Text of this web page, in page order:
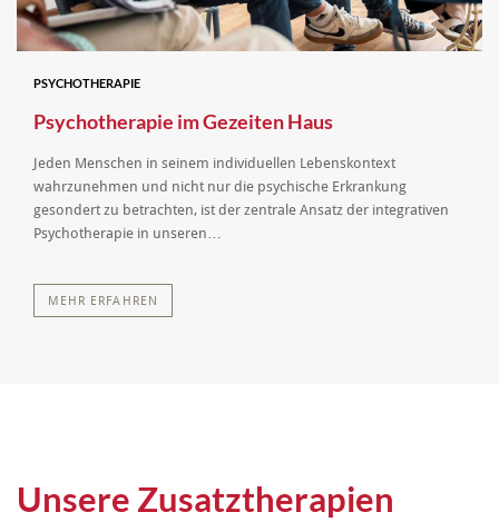
PSYCHOTHERAPIE
Psychotherapie im Gezeiten Haus
Jeden Menschen in seinem individuellen Lebenskontext
wahrzunehmen und nicht nur die psychische Erkrankung
gesondert zu betrachten, ist der zentrale Ansatz der integrativen
Psychotherapie in unseren…
MEHR ERFAHREN
Unsere Zusatztherapien